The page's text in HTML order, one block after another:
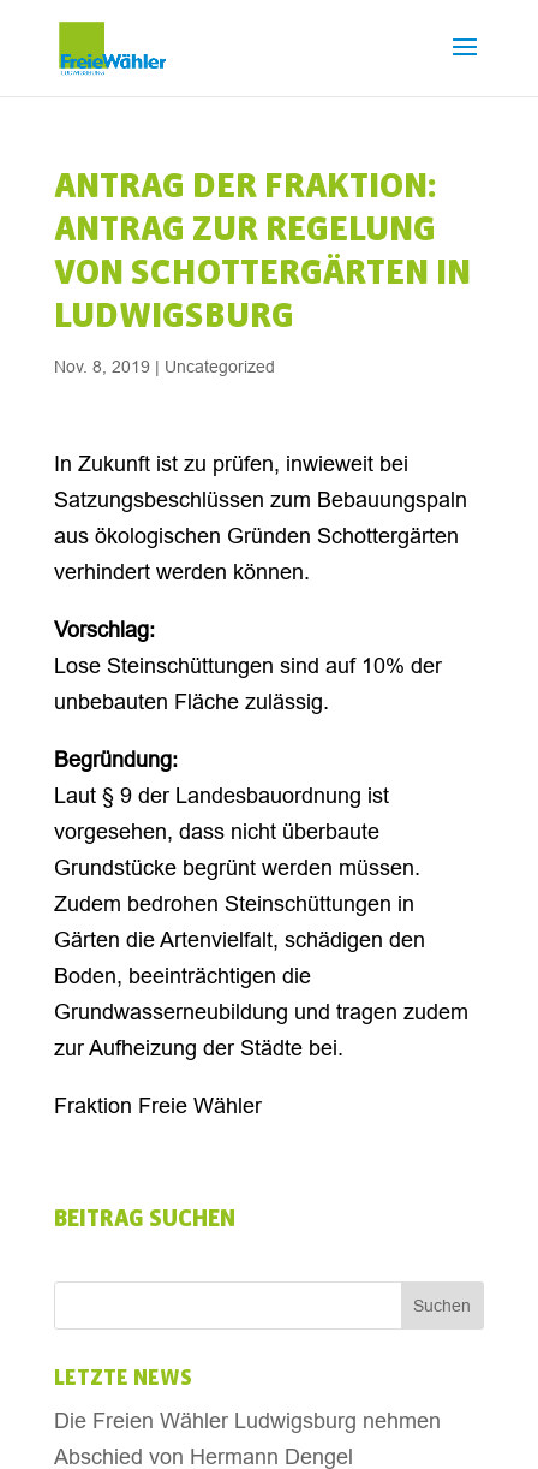
ANTRAG DER FRAKTION:
ANTRAG ZUR REGELUNG
VON SCHOTTERGÄRTEN IN
LUDWIGSBURG
Nov. 8, 2019 | Uncategorized
In Zukunft ist zu prüfen, inwieweit bei
Satzungsbeschlüssen zum Bebauungspaln
aus ökologischen Gründen Schottergärten
verhindert werden können.
Vorschlag:
Lose Steinschüttungen sind auf 10% der
unbebauten Fläche zulässig.
Begründung:
Laut § 9 der Landesbauordnung ist
vorgesehen, dass nicht überbaute
Grundstücke begrünt werden müssen.
Zudem bedrohen Steinschüttungen in
Gärten die Artenvielfalt, schädigen den
Boden, beeinträchtigen die
Grundwasserneubildung und tragen zudem
zur Aufheizung der Städte bei.
Fraktion Freie Wähler
BEITRAG SUCHEN
LETZTE NEWS
Die Freien Wähler Ludwigsburg nehmen
Abschied von Hermann Dengel